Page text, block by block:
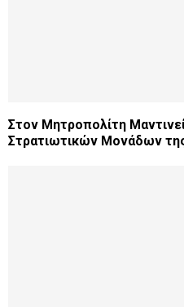
Στον Μητροπολίτη
Στρατιωτικών Μονάδων